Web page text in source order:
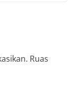
Ruas